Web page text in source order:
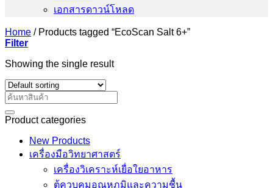
เอกสารดาวน์โหลด
Home /Products tagged “EcoScan Salt 6+”
Filter
Showing the single result
Search
for:
Product categories
New Products
เครื่องมือวิทยาศาสตร์
เครื่องวิเคราะห์เยื่อใยอาหาร
ตู้ควบคุมอุณหภูมิและความชื้น